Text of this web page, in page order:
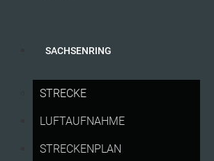
SACHSENRING
STRECKE
LUFTAUFNAHME
STRECKENPLAN
MASTERS MIT